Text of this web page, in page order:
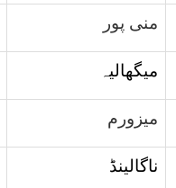
منی پور
میگھالیہ
میزورم
ناگالینڈ